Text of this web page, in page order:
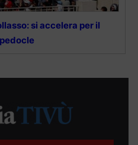
si accelera per il